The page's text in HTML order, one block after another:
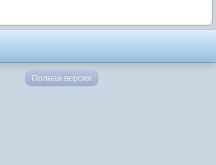
Полная версия